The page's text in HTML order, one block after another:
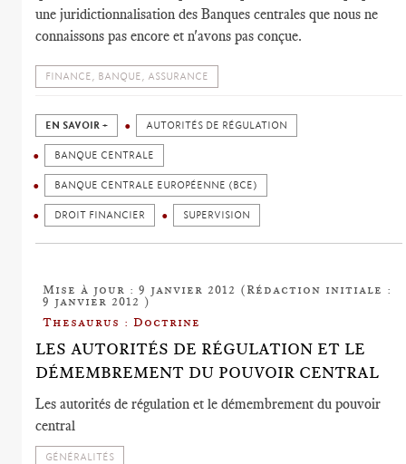
une juridictionnalisation des Banques centrales que nous ne
connaissons pas encore et n'avons pas conçue.
FINANCE, BANQUE, ASSURANCE
EN SAVOIR + AUTORITÉS DE RÉGULATION
BANQUE CENTRALE
BANQUE CENTRALE EUROPÉENNE (BCE)
DROIT FINANCIER SUPERVISION
Mise à jour : 9 janvier 2012 (Rédaction initiale :
9 janvier 2012 )
Thesaurus : Doctrine
LES AUTORITÉS DE RÉGULATION ET LE
DÉMEMBREMENT DU POUVOIR CENTRAL
Les autorités de régulation et le démembrement du pouvoir
central
GÉNÉRALITÉS